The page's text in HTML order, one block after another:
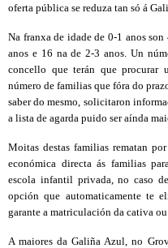
oferta pública se reduza tan só á
Na franxa de idade de 0-1 anos
anos e 16 na de 2-3 anos. Un
concello que terán que procurar
número de familias que fóra do
saber do mesmo, solicitaron
a lista de agarda puido ser aínda
Moitas destas familias rematan
económica directa ás familias
escola infantil privada, no caso
opción que automaticamente te
garante a matriculación da cativa ou
A maiores da Galiña Azul, no